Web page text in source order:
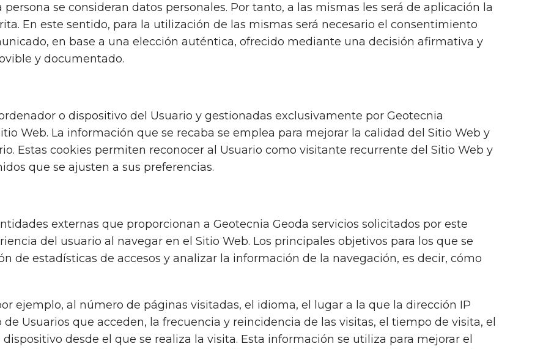
se consideran datos personales. Por tanto, a las mismas les será de aplicación la
En este sentido, para la utilización de las mismas será necesario el consentimiento
en base a una elección auténtica, ofrecido mediante una decisión afirmativa y
y documentado.
o dispositivo del Usuario y gestionadas exclusivamente por Geotecnia
Web. La información que se recaba se emplea para mejorar la calidad del Sitio Web y
Estas cookies permiten reconocer al Usuario como visitante recurrente del Sitio Web y
que se ajusten a sus preferencias.
externas que proporcionan a Geotecnia Geoda servicios solicitados por este
del usuario al navegar en el Sitio Web. Los principales objetivos para los que se
de estadísticas de accesos y analizar la información de la navegación, es decir, cómo
ejemplo, al número de páginas visitadas, el idioma, el lugar a la que la dirección IP
Usuarios que acceden, la frecuencia y reincidencia de las visitas, el tiempo de visita, el
desde el que se realiza la visita. Esta información se utiliza para mejorar el